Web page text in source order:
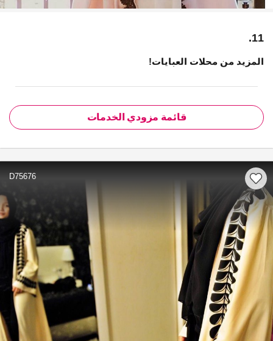
11.
المزيد من محلات العبايات!
قائمة مزودي الخدمات
D75676